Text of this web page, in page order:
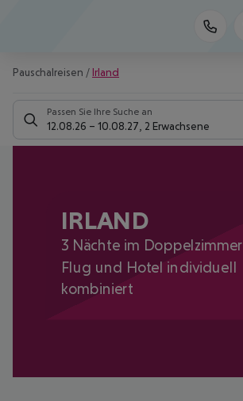
Pauschalreisen / Irland
Passen Sie Ihre Suche an
12.08.26 – 10.08.27 2 Erwachsene
IRLAND
3 Nächte im Doppelzimmer
Flug und Hotel individuell
kombiniert